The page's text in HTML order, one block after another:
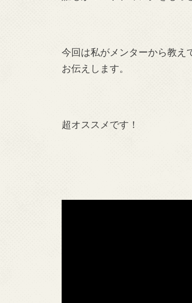
今回は私がメンターから教え
お伝えします。
超オススメです！